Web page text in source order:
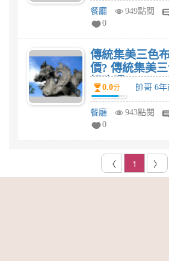
餐廳 949點閱
0
傳統集美三色
價? 傳統集美
好吃嗎?
0.0分 帥哥 6
餐廳 943點閱
0
〈 1 〉